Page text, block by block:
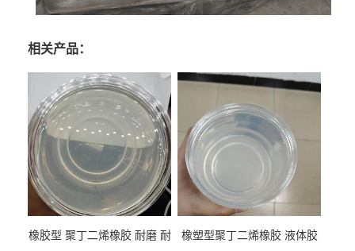
相关产品：
橡胶型 聚丁二烯橡胶 耐磨 耐
橡塑型聚丁二烯橡胶 液体胶